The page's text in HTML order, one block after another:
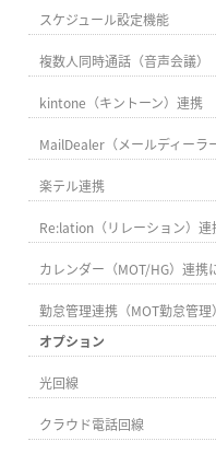
スケジュール設定機能
複数人同時通話（音声会議）
kintone（キントーン）連携
MailDealer（メールディーラ
楽テル連携
Re:lation（リレーション）連
カレンダー（MOT/HG）連携
勤怠管理連携（MOT勤怠管
オプション
光回線
クラウド電話回線